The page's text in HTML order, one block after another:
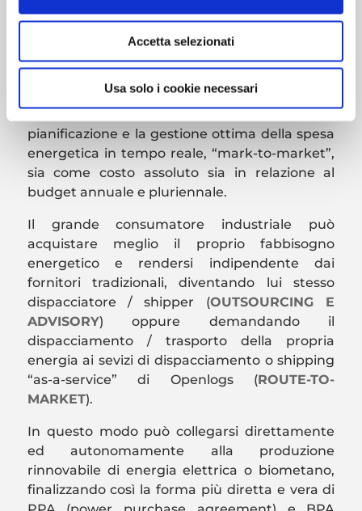
Accetta selezionati
Usa solo i cookie necessari
dell’energia e agli hubs grossisti.
ISOFTWAREe la piattaforma informatica
appositamente dedicata al consumo
industriale, permette il controllo, la
pianificazione e la gestione ottima della spesa
energetica in tempo reale, “mark-to-market”,
sia come costo assoluto sia in relazione al
budget annuale e pluriennale.
Il grande consumatore industriale può
acquistare meglio il proprio fabbisogno
energetico e rendersi indipendente dai
fornitori tradizionali, diventando lui stesso
dispacciatore / shipper (OUTSOURCING E
ADVISORY) oppure demandando il
dispacciamento / trasporto della propria
energia ai sevizi di dispacciamento o shipping
“as-a-service” di Openlogs(ROUTE-TO-
MARKET).
In questo modo può collegarsi direttamente
ed autonomamente alla produzione
rinnovabile di energia elettrica o biometano,
finalizzando così la forma più diretta e vera di